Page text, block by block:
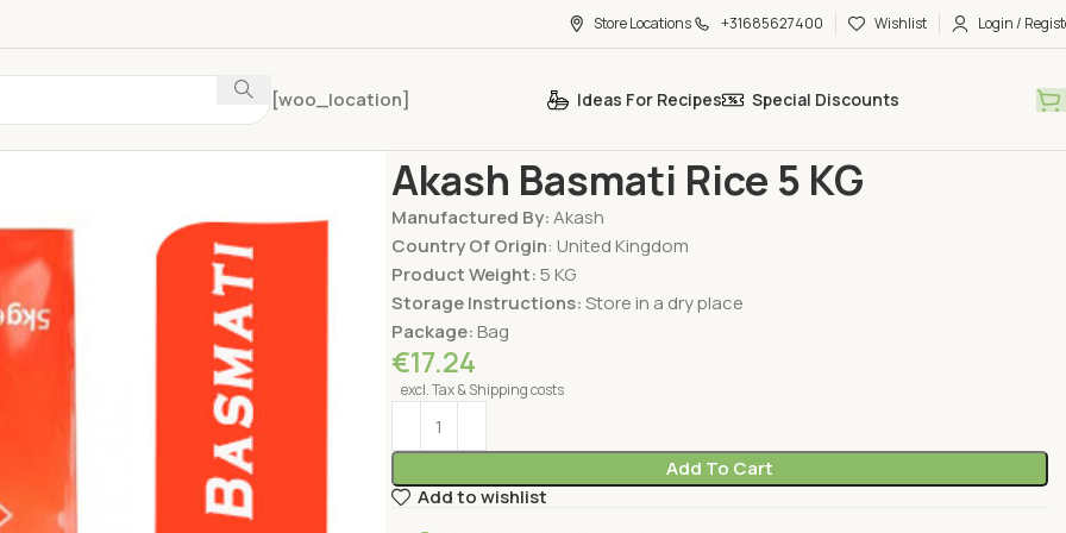
Store Locations +31685627400 Wishlist Login /
[woo_location] Ideas For Recipes Special Discounts
Akash Basmati Rice 5 KG
Manufactured By:Akash
Country Of Origin: United Kingdom
Product Weight:5 KG
Storage Instructions:Store in a dry place
Package: Bag
€17.24
excl. Tax & Shipping costs
Add To Cart
Add to wishlist